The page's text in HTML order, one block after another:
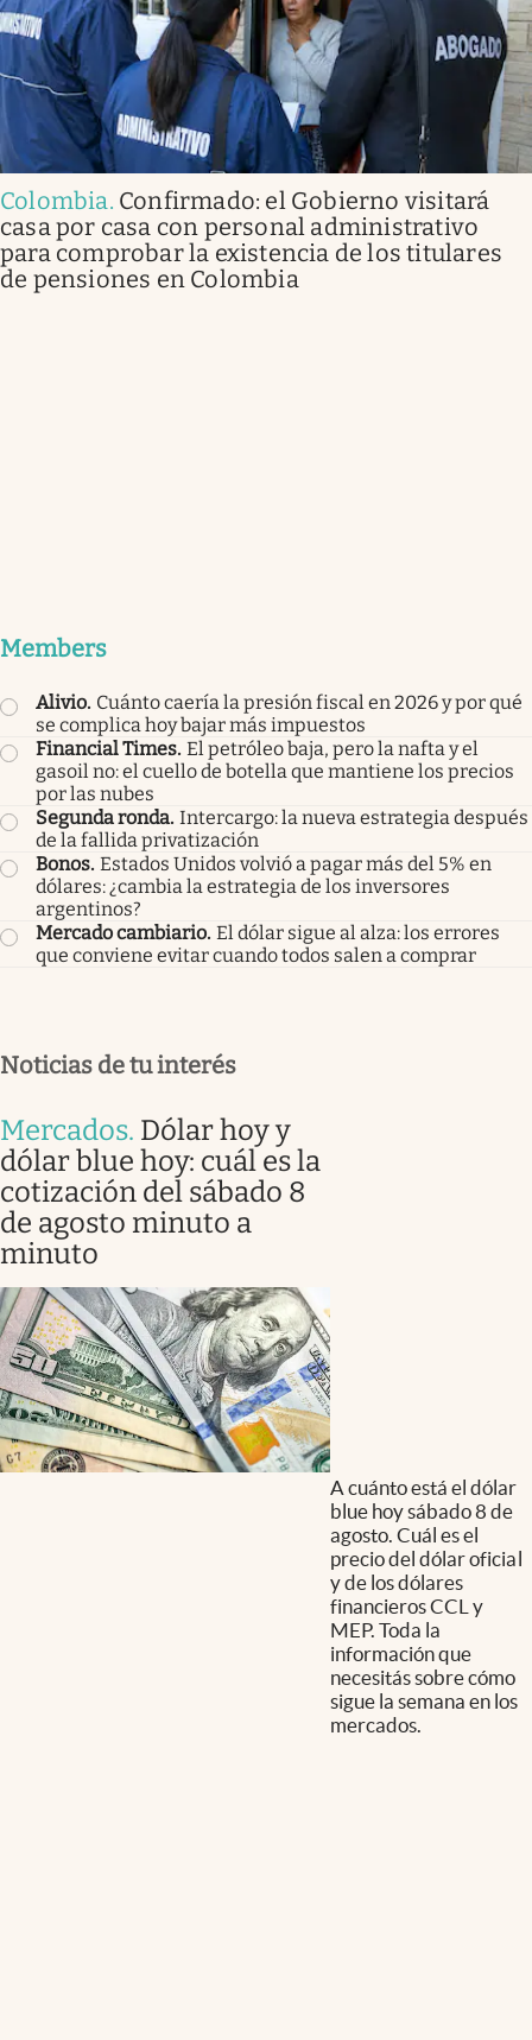
Colombia. Confirmado: el Gobierno visitará
casa por casa con personal administrativo
para comprobar la existencia de los titulares
de pensiones en Colombia
Members
Alivio. Cuánto caería la presión fiscal en 2026 y por qué
se complica hoy bajar más impuestos
Financial Times. El petróleo baja, pero la nafta y el
gasoil no: el cuello de botella que mantiene los precios
por las nubes
Segunda ronda. Intercargo: la nueva estrategia después
de la fallida privatización
Bonos. Estados Unidos volvió a pagar más del 5% en
dólares: ¿cambia la estrategia de los inversores
argentinos?
Mercado cambiario. El dólar sigue al alza: los errores
que conviene evitar cuando todos salen a comprar
Noticias de tu interés
Mercados. Dólar hoy y
dólar blue hoy: cuál es la
cotización del sábado 8
de agosto minuto a
minuto
A cuánto está el dólar
blue hoy sábado 8 de
agosto. Cuál es el
precio del dólar oficial
y de los dólares
financieros CCL y
MEP. Toda la
información que
necesitás sobre cómo
sigue la semana en los
mercados.